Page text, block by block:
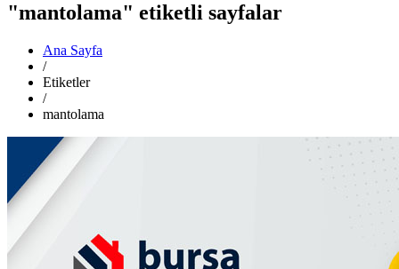
"mantolama" etiketli sayfalar
Ana Sayfa
/
Etiketler
/
mantolama